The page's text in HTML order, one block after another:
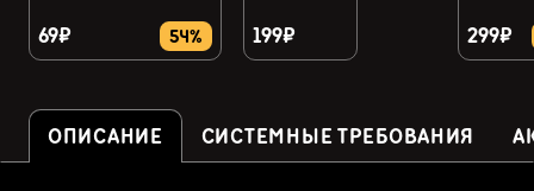
69₽ 54% 199₽ 299₽
ОПИСАНИЕ СИСТЕМНЫЕ ТРЕБОВАНИЯ